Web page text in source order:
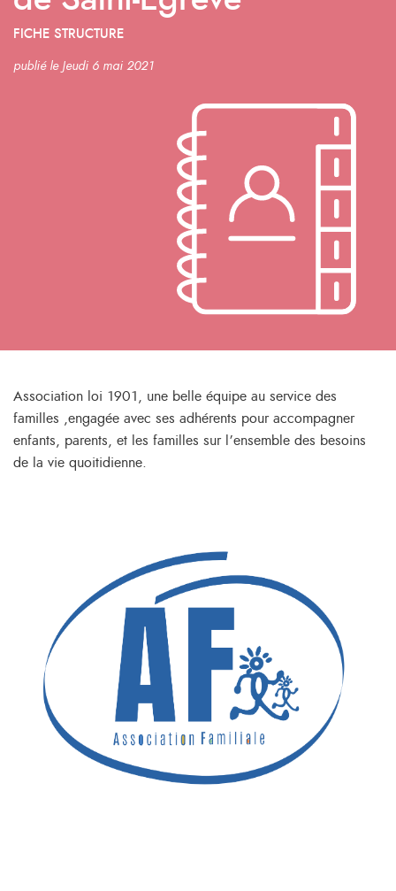
FICHE STRUCTURE
publié le Jeudi 6 mai 2021
Association loi 1901, une belle équipe au service des
familles ,engagée avec ses adhérents pour accompagner
enfants, parents, et les familles sur l’ensemble des besoins
de la vie quoitidienne.